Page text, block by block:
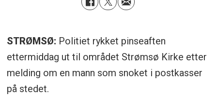
STRØMSØ: Politiet rykket pinseaften
ettermiddag ut til området Strømsø Kirke etter
melding om en mann som snoket i postkasser
på stedet.